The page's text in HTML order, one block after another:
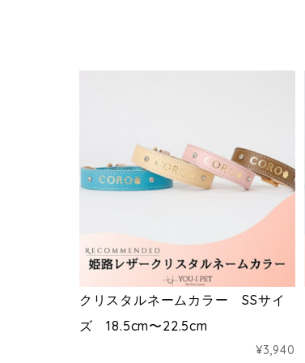
クリスタルネームカラー SSサイ
ズ 18.5cm〜22.5cm
¥3,940